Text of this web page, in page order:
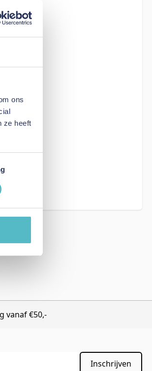
ons
ze heeft
vanaf €50,-
Inschrijven